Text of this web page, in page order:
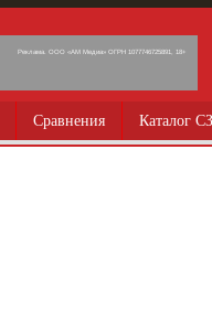
Реклама. ООО «АМ Медиа» ОГРН 1077746725891, 18+
Сравнения Каталог